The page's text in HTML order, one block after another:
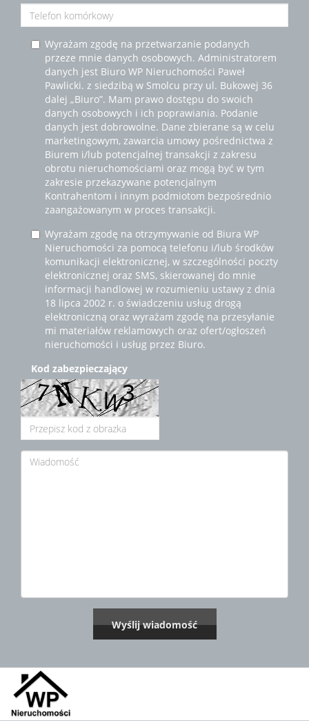
Wyrażam zgodę na przetwarzanie podanych
przeze mnie danych osobowych. Administratorem
danych jest Biuro WP Nieruchomości Paweł
Pawlicki. z siedzibą w Smolcu przy ul. Bukowej 36
dalej „Biuro”. Mam prawo dostępu do swoich
danych osobowych i ich poprawiania. Podanie
danych jest dobrowolne. Dane zbierane są w celu
marketingowym, zawarcia umowy pośrednictwa z
Biurem i/lub potencjalnej transakcji z zakresu
obrotu nieruchomościami oraz mogą być w tym
zakresie przekazywane potencjalnym
Kontrahentom i innym podmiotom bezpośrednio
zaangażowanym w proces transakcji.
Wyrażam zgodę na otrzymywanie od Biura WP
Nieruchomości za pomocą telefonu i/lub środków
komunikacji elektronicznej, w szczególności poczty
elektronicznej oraz SMS, skierowanej do mnie
informacji handlowej w rozumieniu ustawy z dnia
18 lipca 2002 r. o świadczeniu usług drogą
elektroniczną oraz wyrażam zgodę na przesyłanie
mi materiałów reklamowych oraz ofert/ogłoszeń
nieruchomości i usług przez Biuro.
Kod zabezpieczający